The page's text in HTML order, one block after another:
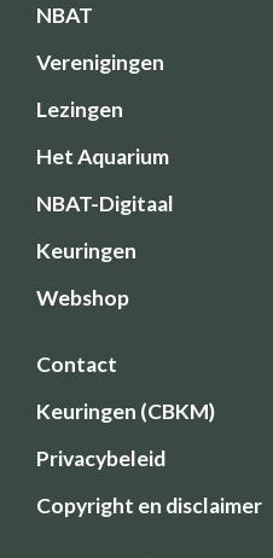
NBAT
Verenigingen
Lezingen
Het Aquarium
NBAT-Digitaal
Keuringen
Webshop
Contact
Keuringen (CBKM)
Privacybeleid
Copyright en disclaimer